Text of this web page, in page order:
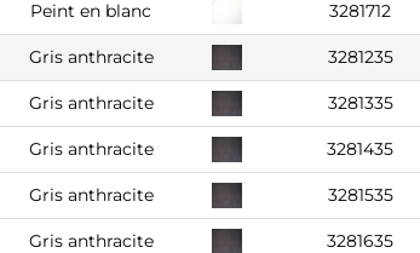
Peint en blanc 3281712
Gris anthracite 3281235
Gris anthracite 3281335
Gris anthracite 3281435
Gris anthracite 3281535
Gris anthracite 3281635